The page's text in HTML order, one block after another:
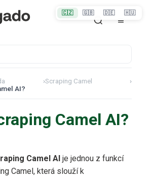
›Scraping Camel
›
AI?
Camel AI?
Camel AI je jednou z funkcí
Camel, která slouží k
🇨🇿 🇬🇧 🇩🇪 🇭🇺